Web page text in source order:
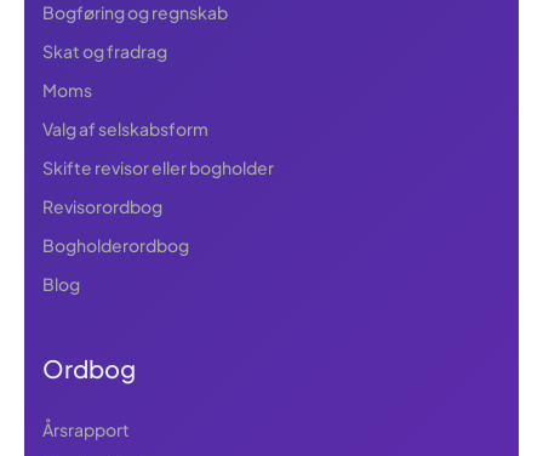
Bogføring og regnskab
Skat og fradrag
Moms
Valg af selskabsform
Skifte revisor eller bogholder
Revisorordbog
Bogholderordbog
Blog
Ordbog
Årsrapport